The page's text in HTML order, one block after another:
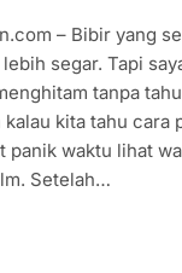
– Bibir yang
segar. Tapi
tanpa
kita tahu cara
panik waktu lihat
Setelah…